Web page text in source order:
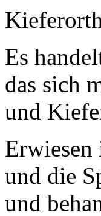
Es
das sich
und
Erwiesen
und die
und